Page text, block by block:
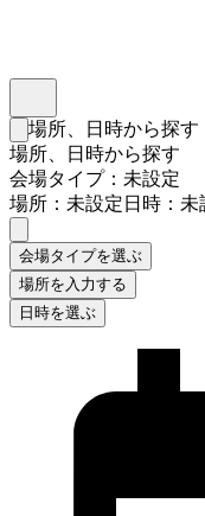
検索フォームを閉じる
場所、日時から探す
場所、日時から探す
会場タイプ：未設定
場所：未設定日時：未
会場タイプを選ぶ
場所を入力する
日時を選ぶ